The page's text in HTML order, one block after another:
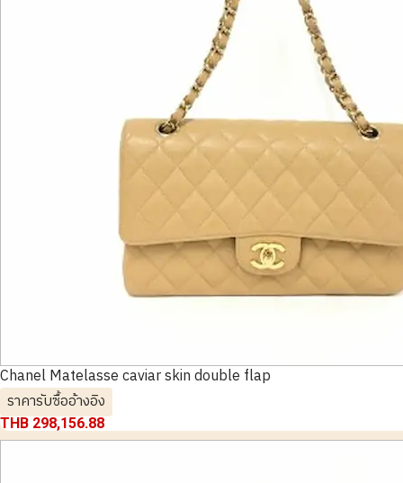
Chanel Matelasse caviar skin double flap
ราคารับซื้ออ้างอิง
THB 298,156.88